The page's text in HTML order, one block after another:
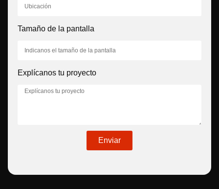
Tamaño de la pantalla
Explícanos tu proyecto
Enviar